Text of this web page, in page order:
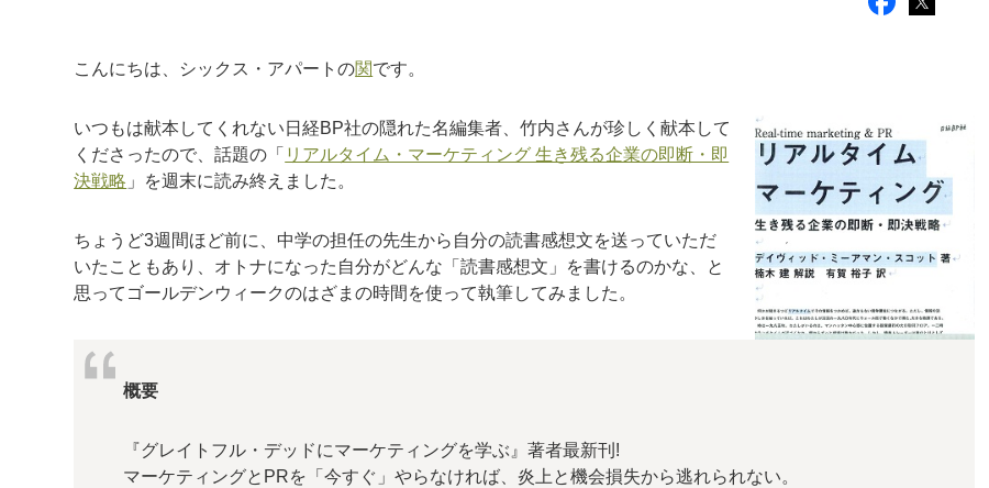
こんにちは、シックス・アパートの関です。
いつもは献本してくれない日経BP社の隠れた名編集者、竹内さんが珍しく献本して
くださったので、話題の「 リアルタイム・マーケティング 生き残る企業の即断・即
決戦略 」を週末に読み終えました。
ちょうど3週間ほど前に、中学の担任の先生から自分の読書感想文を送っていただ
いたこともあり、オトナになった自分がどんな「読書感想文」を書けるのかな、と
思ってゴールデンウィークのはざまの時間を使って執筆してみました。
概要
『グレイトフル・デッドにマーケティングを学ぶ』著者最新刊!
マーケティングとPRを「今すぐ」やらなければ、炎上と機会損失から逃れられない。